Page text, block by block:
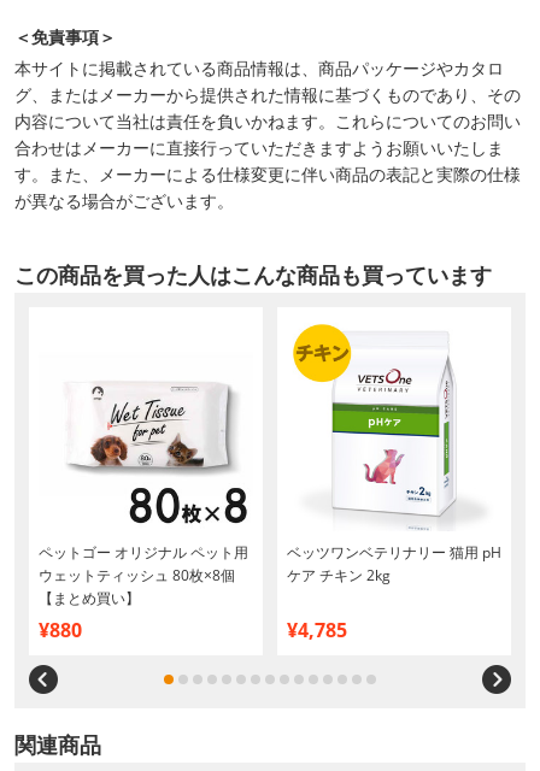
＜免責事項＞
本サイトに掲載されている商品情報は、商品パッケージやカタロ
グ、またはメーカーから提供された情報に基づくものであり、その
内容について当社は責任を負いかねます。これらについてのお問い
合わせはメーカーに直接行っていただきますようお願いいたしま
す。また、メーカーによる仕様変更に伴い商品の表記と実際の仕様
が異なる場合がございます。
この商品を買った人はこんな商品も買っています
ペットゴー オリジナル ペット用
ウェットティッシュ 80枚×8個
【まとめ買い】
¥880
ベッツワンベテリナリー 猫用 pH
ケア チキン 2kg
¥4,785
関連商品